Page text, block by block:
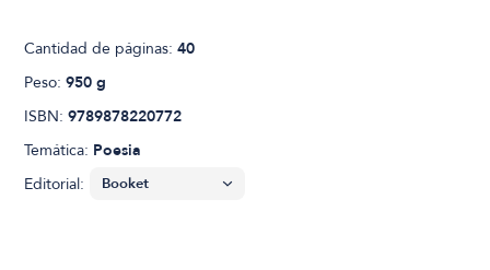
Cantidad de páginas:40
Peso:950 g
ISBN:9789878220772
Temática: Poesia
Editorial: